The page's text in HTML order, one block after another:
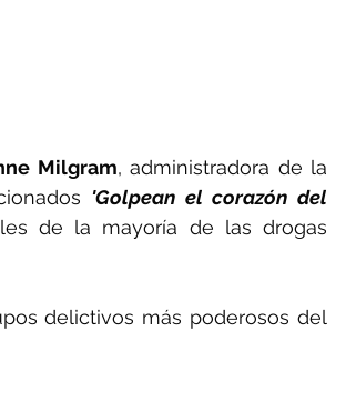
Milgram
'Golpean el corazón del
de la mayoría de las drogas
delictivos más poderosos del